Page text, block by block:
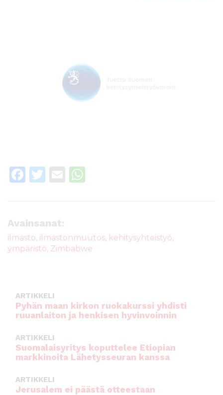
F
e
b
o
T
te
r
E
A
p
Avainsanat:
ilmasto, ilmastonmuutos, kehitysyhteistyö,
ympäristö, Zimbabwe
ARTIKKELI
Pyhän maan kirkon ruokakurssi yhdisti
ruuanlaiton ja henkisen hyvinvoinnin
ARTIKKELI
Suomalaisyritys koputtelee Etiopian
markkinoita Lähetysseuran kanssa
ARTIKKELI
Jerusalem ei päästä otteestaan